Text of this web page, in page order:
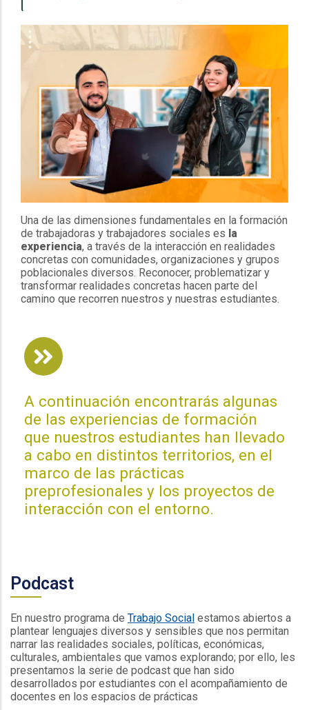
Una de las dimensiones fundamentales en la formación
de trabajadoras y trabajadores sociales es la
experiencia, a través de la interacción en realidades
concretas con comunidades, organizaciones y grupos
poblacionales diversos. Reconocer, problematizar y
transformar realidades concretas hacen parte del
camino que recorren nuestros y nuestras estudiantes.
A continuación encontrarás algunas
de las experiencias de formación
que nuestros estudiantes han llevado
a cabo en distintos territorios, en el
marco de las prácticas
preprofesionales y los proyectos de
interacción con el entorno.
Podcast
En nuestro programa de Trabajo Social estamos abiertos a
plantear lenguajes diversos y sensibles que nos permitan
narrar las realidades sociales, políticas, económicas,
culturales, ambientales que vamos explorando; por ello, les
presentamos la serie de podcast que han sido
desarrollados por estudiantes con el acompañamiento de
docentes en los espacios de prácticas